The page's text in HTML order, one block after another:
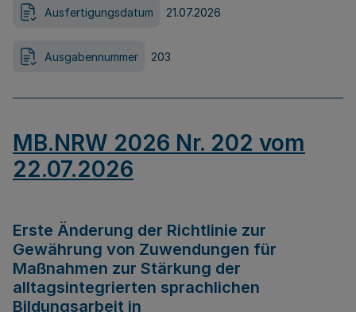
Ausfertigungsdatum 21.07.2026
Ausgabennummer 203
MB.NRW 2026 Nr. 202 vom
22.07.2026
Erste Änderung der Richtlinie zur
Gewährung von Zuwendungen für
Maßnahmen zur Stärkung der
alltagsintegrierten sprachlichen
Bildungsarbeit in